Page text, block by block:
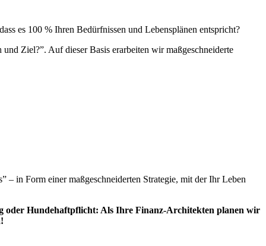
es 100 % Ihren Bedürfnissen und Lebensplänen entspricht?
Ziel?”. Auf dieser Basis erarbeiten wir maßgeschneiderte
– in Form einer maßgeschneiderten Strategie, mit der Ihr Leben
oder Hundehaftpflicht: Als Ihre Finanz-Architekten planen wir